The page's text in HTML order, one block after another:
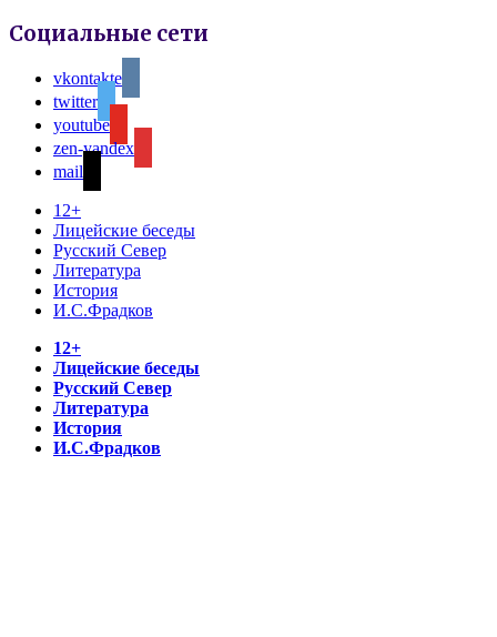
Социальные сети
vkontakte
twitter
youtube
zen-yandex
mail
12+
Лицейские беседы
Русский Север
Литература
История
И.С.Фрадков
12+
Лицейские беседы
Русский Север
Литература
История
И.С.Фрадков